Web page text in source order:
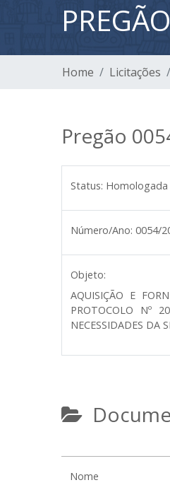
Home Licitações
Pregão
Status: Homologada
Número/Ano: 0054/
Objeto:
AQUISIÇÃO E
PROTOCOLO Nº
NECESSIDADES DA
Nome